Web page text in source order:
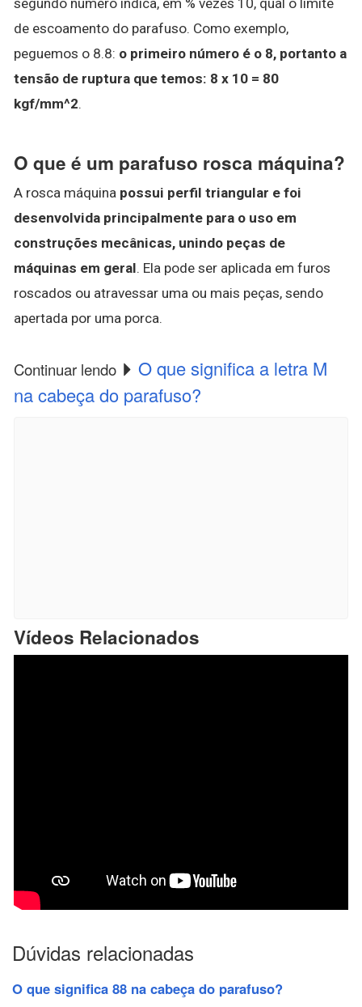
de escoamento do parafuso. Como exemplo,
peguemos o 8.8: o primeiro número é o 8, portanto a
tensão de ruptura que temos: 8 x 10 = 80
kgf/mm^2.
O que é um parafuso rosca máquina?
A rosca máquina possui perfil triangular e foi
desenvolvida principalmente para o uso em
construções mecânicas, unindo peças de
máquinas em geral. Ela pode ser aplicada em furos
roscados ou atravessar uma ou mais peças, sendo
apertada por uma porca.
Continuar lendo
O que significa a letra M
na cabeça do parafuso?
Vídeos Relacionados
Dúvidas relacionadas
O que significa 88 na cabeça do parafuso?